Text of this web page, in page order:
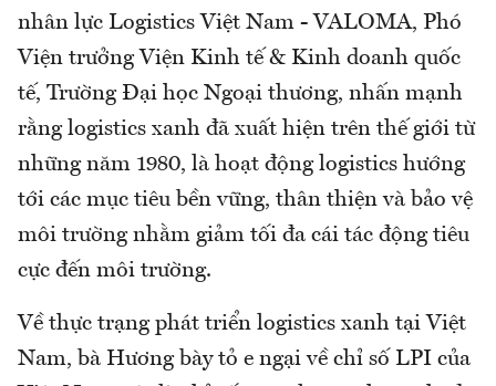
nhân lực Logistics Việt Nam - VALOMA, Phó
Viện trưởng Viện Kinh tế & Kinh doanh quốc
tế, Trường Đại học Ngoại thương, nhấn mạnh
rằng logistics xanh đã xuất hiện trên thế giới từ
những năm 1980, là hoạt động logistics hướng
tới các mục tiêu bền vững, thân thiện và bảo vệ
môi trường nhằm giảm tối đa cái tác động tiêu
cực đến môi trường.
Về thực trạng phát triển logistics xanh tại Việt
Nam, bà Hương bày tỏ e ngại về chỉ số LPI của